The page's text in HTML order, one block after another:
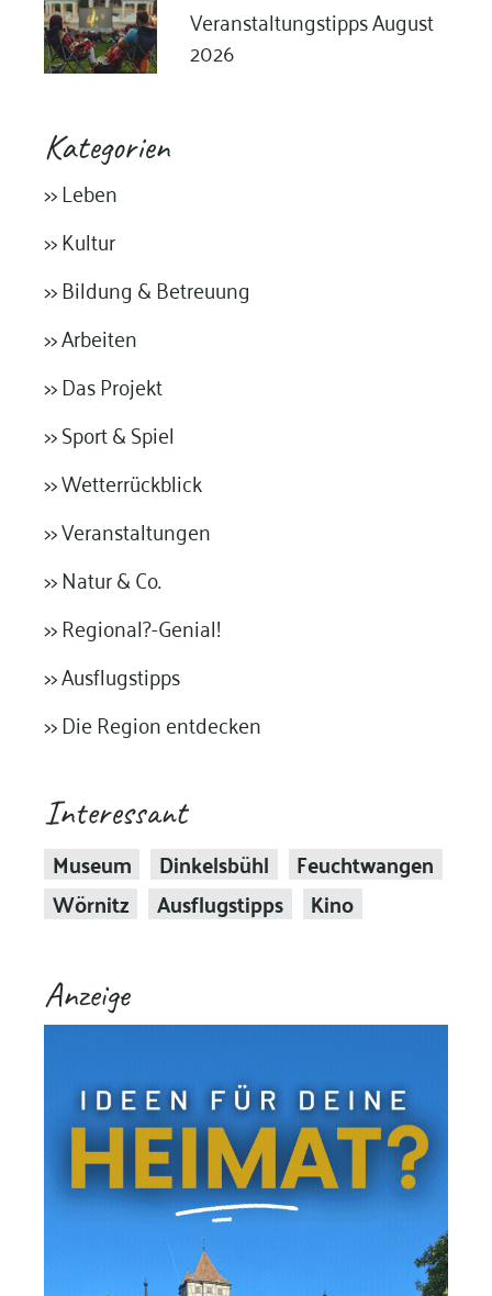
Veranstaltungstipps August
2026
Kategorien
>> Leben
>> Kultur
>> Bildung & Betreuung
>> Arbeiten
>> Das Projekt
>> Sport & Spiel
>> Wetterrückblick
>> Veranstaltungen
>> Natur & Co.
>> Regional?-Genial!
>> Ausflugstipps
>> Die Region entdecken
Interessant
Museum Dinkelsbühl
Feuchtwangen
Wörnitz
Ausflugstipps Kino
Anzeige